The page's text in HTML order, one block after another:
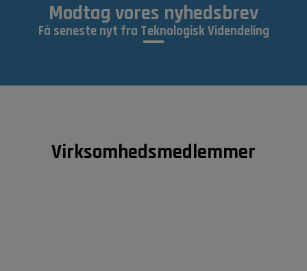
Modtag vores nyhedsbrev
Få seneste nyt fra Teknologisk Videndeling
Virksomhedsmedlemmer